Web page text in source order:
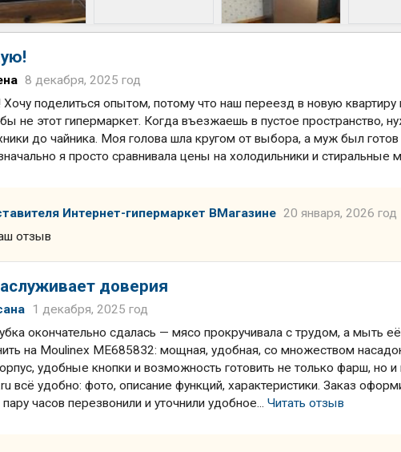
8 декабря, 2025 год
Хочу поделиться опытом, потому что наш переезд в новую
не этот гипермаркет. Когда въезжаешь в пустое пространство,
до чайника. Моя голова шла кругом от выбора, а муж был готов
я просто сравнивала цены на холодильники и стиральные
Интернет-гипермаркет ВМагазине 20 января, 2026 год
отзыв
доверия
1 декабря, 2025 год
окончательно сдалась — мясо прокручивала с трудом, а мыть
на Moulinex ME685832: мощная, удобная, со множеством
удобные кнопки и возможность готовить не только фарш, но и
всё удобно: фото, описание функций, характеристики. Заказ
часов перезвонили и уточнили удобное...Читать отзыв